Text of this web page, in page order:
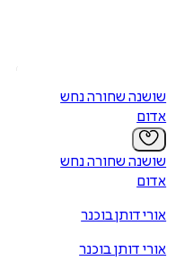
שושנה שחורה נחש
אדום
שושנה שחורה נחש
אדום
אורי דותן בוכנר
אורי דותן בוכנר